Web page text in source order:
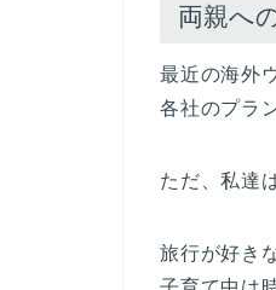
両親へ
最近の海外
各社のプラ
ただ、私達
旅行が好き